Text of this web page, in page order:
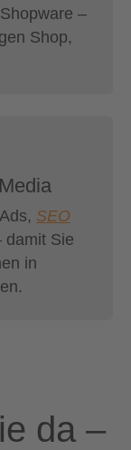
–
Shop,
SEO
damit Sie
in
da –